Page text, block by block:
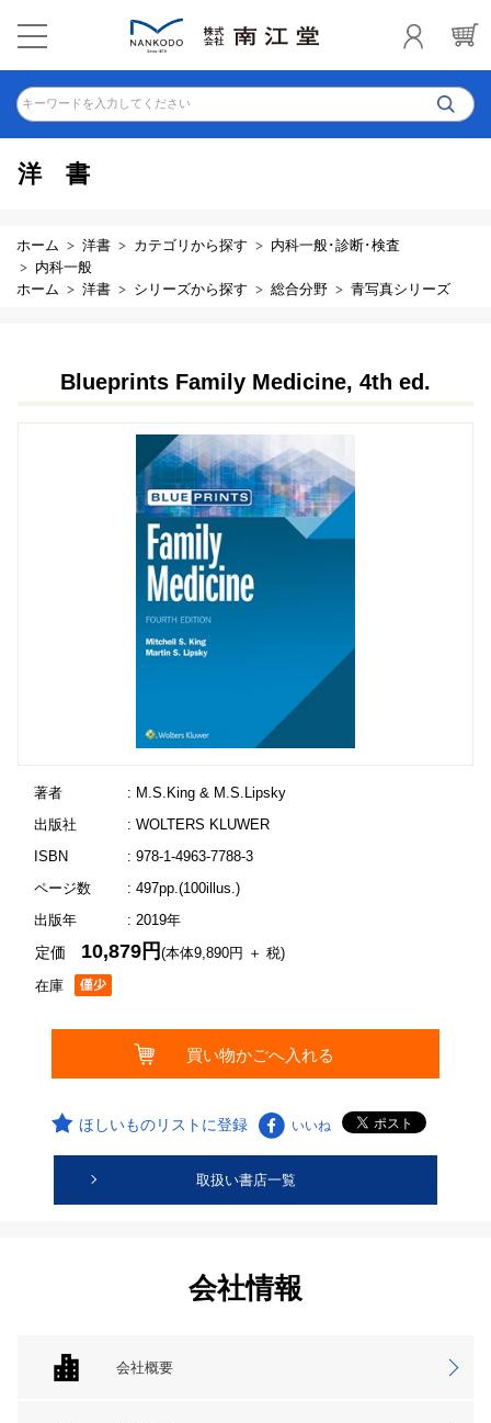
キーワードを入力してください
洋書
ホーム 洋書 カテゴリから探す
内科一般･診断･検査
内科一般
ホーム
洋書 シリーズから探す 総合分野 青写真シリーズ
Blueprints Family Medicine, 4th ed.
著者
: M.S.King & M.S.Lipsky
出版社
: WOLTERS KLUWER
ISBN
: 978-1-4963-7788-3
ページ数
: 497pp.(100illus.)
出版年
: 2019年
在庫
定価 10,879円(本体9,890円 ＋ 税)
ほしいものリストに登録 いいね
取扱い書店一覧
会社情報
会社概要